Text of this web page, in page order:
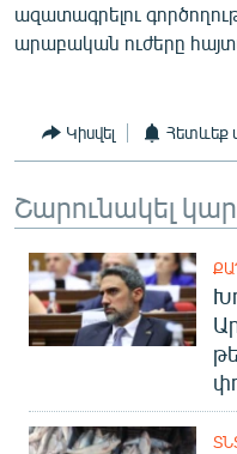
ՀԵՏԵՎԵՔ ՄԵԶ
ազատագրելու
արաբական ուժերը
Կիսվել Հետևեք
Շարունակել